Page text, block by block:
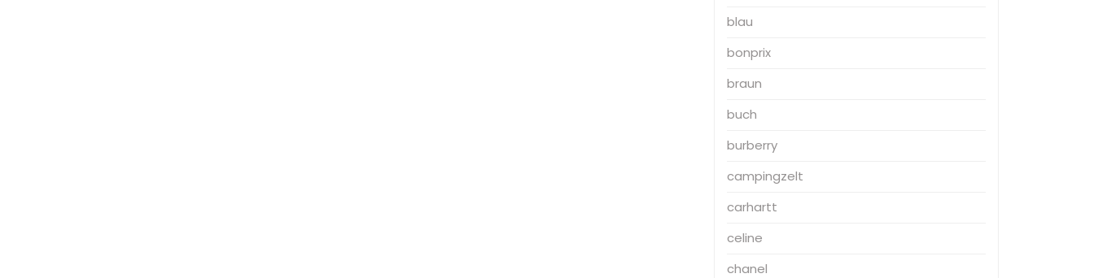
blau
bonprix
braun
buch
burberry
campingzelt
carhartt
celine
chanel